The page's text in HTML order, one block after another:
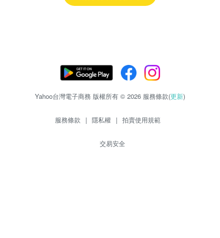
Yahoo台灣電子商務 版權所有 © 2026 服務條款(更新)
服務條款 | 隱私權 | 拍賣使用規範
交易安全